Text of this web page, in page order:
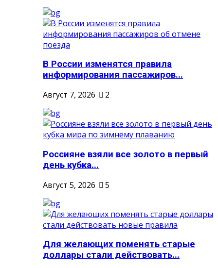
В России изменятся правила
информирования пассажиров...
Август 7, 2026
2
Россияне взяли все золото в первый
день кубка...
Август 5, 2026
5
Для желающих поменять старые
доллары стали действовать...